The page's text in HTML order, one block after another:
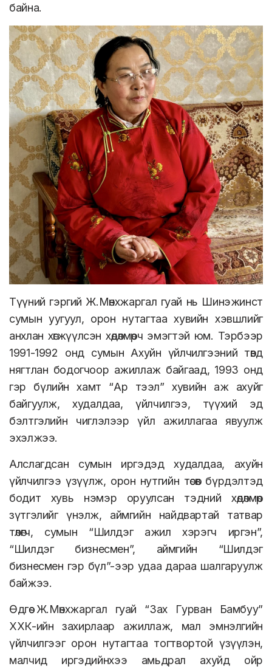
байна.
Түүний гэргий Ж.Мөнхжаргал гуай нь Шинэжинст
сумын уугуул, орон нутагтаа хувийн хэвшлийг
анхлан хөгжүүлсэн хөдөлмөрч эмэгтэй юм. Тэрбээр
1991-1992 онд сумын Ахуйн үйлчилгээний төвд
нягтлан бодогчоор ажиллаж байгаад, 1993 онд
гэр бүлийн хамт “Ар тээл” хувийн аж ахуйг
байгуулж, худалдаа, үйлчилгээ, түүхий эд
бэлтгэлийн чиглэлээр үйл ажиллагаа явуулж
эхэлжээ.
Алслагдсан сумын иргэдэд худалдаа, ахуйн
үйлчилгээ үзүүлж, орон нутгийн төсөв бүрдэлтэд
бодит хувь нэмэр оруулсан тэдний хөдөлмөр
зүтгэлийг үнэлж, аймгийн найдвартай татвар
төлөгч, сумын “Шилдэг ажил хэрэгч иргэн”,
“Шилдэг бизнесмен”, аймгийн “Шилдэг
бизнесмен гэр бүл”-ээр удаа дараа шалгаруулж
байжээ.
Өдгөө Ж.Мөнхжаргал гуай “Зах Гурван Бамбуу”
ХХК-ийн захирлаар ажиллаж, мал эмнэлгийн
үйлчилгээг орон нутагтаа тогтвортой үзүүлэн,
малчид иргэдийнхээ амьдрал ахуйд ойр